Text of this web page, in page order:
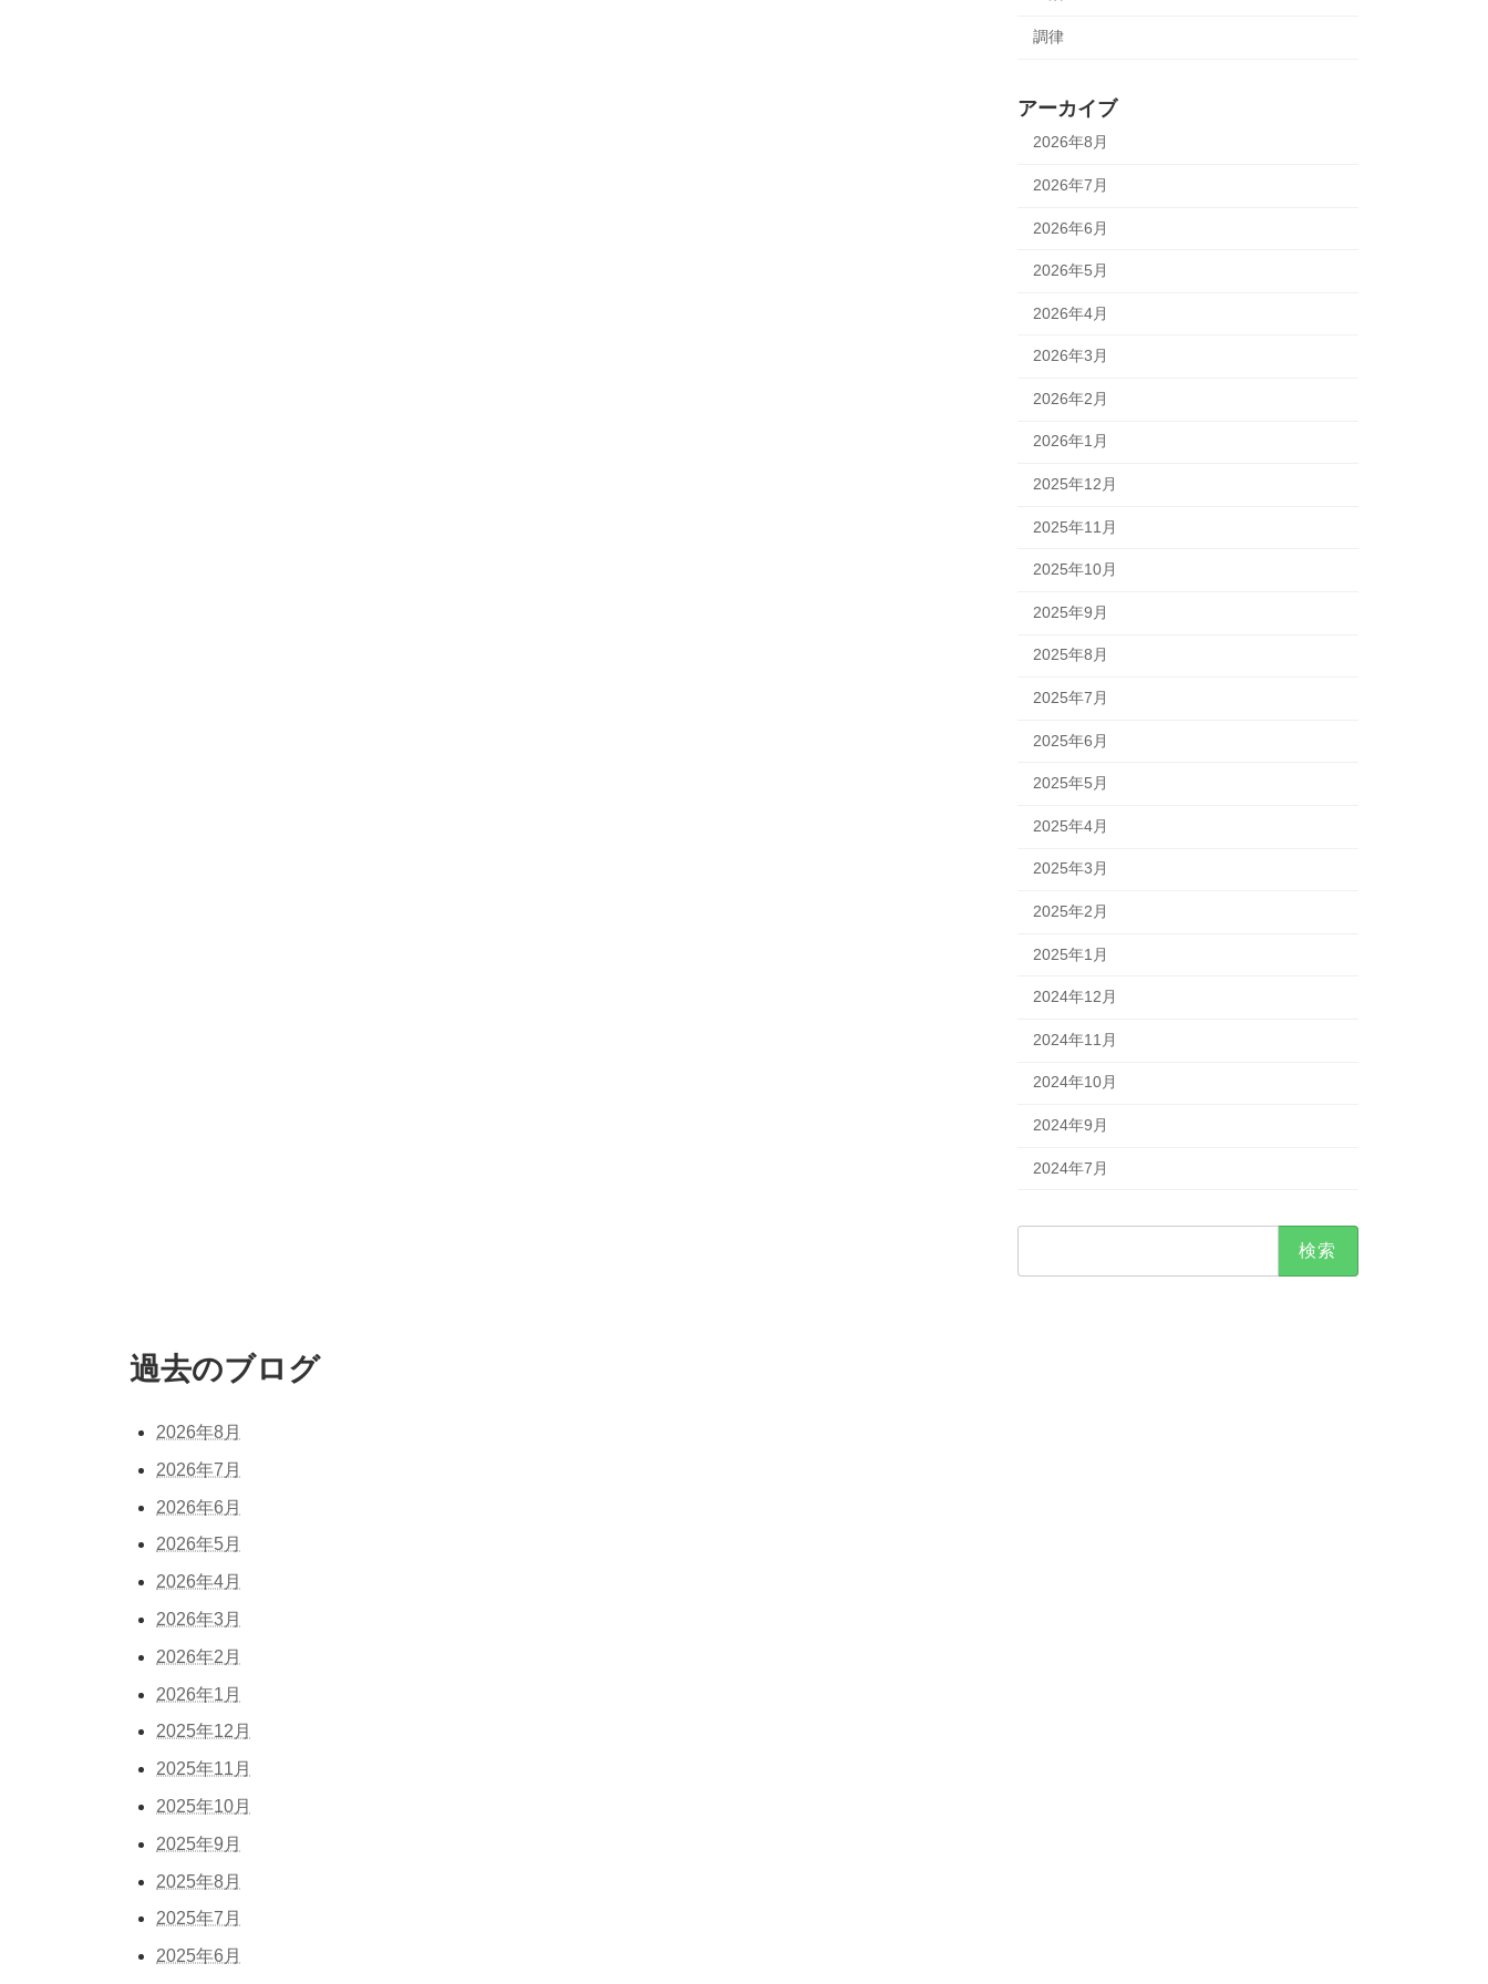
調律
アーカイブ
2026年8月
2026年7月
2026年6月
2026年5月
2026年4月
2026年3月
2026年2月
2026年1月
2025年12月
2025年11月
2025年10月
2025年9月
2025年8月
2025年7月
2025年6月
2025年5月
2025年4月
2025年3月
2025年2月
2025年1月
2024年12月
2024年11月
2024年10月
2024年9月
2024年7月
過去のブログ
2026年8月
2026年7月
2026年6月
2026年5月
2026年4月
2026年3月
2026年2月
2026年1月
2025年12月
2025年11月
2025年10月
2025年9月
2025年8月
2025年7月
2025年6月